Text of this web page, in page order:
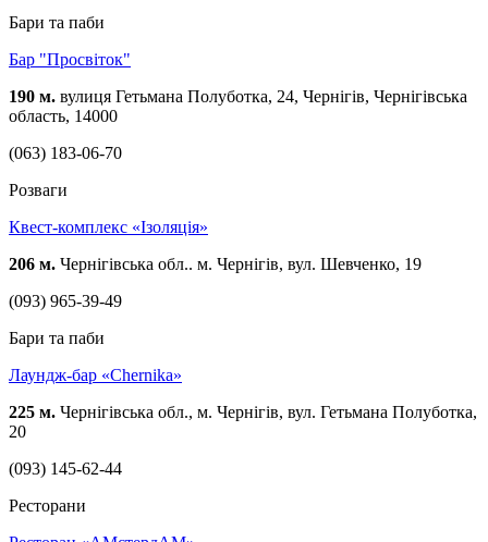
Бари та паби
Бар "Просвіток"
190 м. вулиця Гетьмана Полуботка, 24, Чернігів, Чернігівська
область, 14000
(063) 183-06-70
Розваги
Квест-комплекс «Ізоляція»
206 м. Чернігівська обл.. м. Чернігів, вул. Шевченко, 19
(093) 965-39-49
Бари та паби
Лаундж-бар «Chernika»
225 м. Чернігівська обл., м. Чернігів, вул. Гетьмана Полуботка,
20
(093) 145-62-44
Ресторани